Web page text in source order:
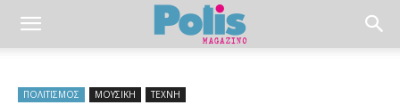
ΠΟΛΙΤΙΣΜΟΣ ΜΟΥΣΙΚΗ ΤΕΧΝΗ